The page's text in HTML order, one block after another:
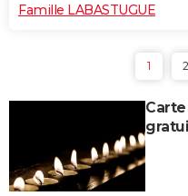
Famille LABASTUGUE
1 2